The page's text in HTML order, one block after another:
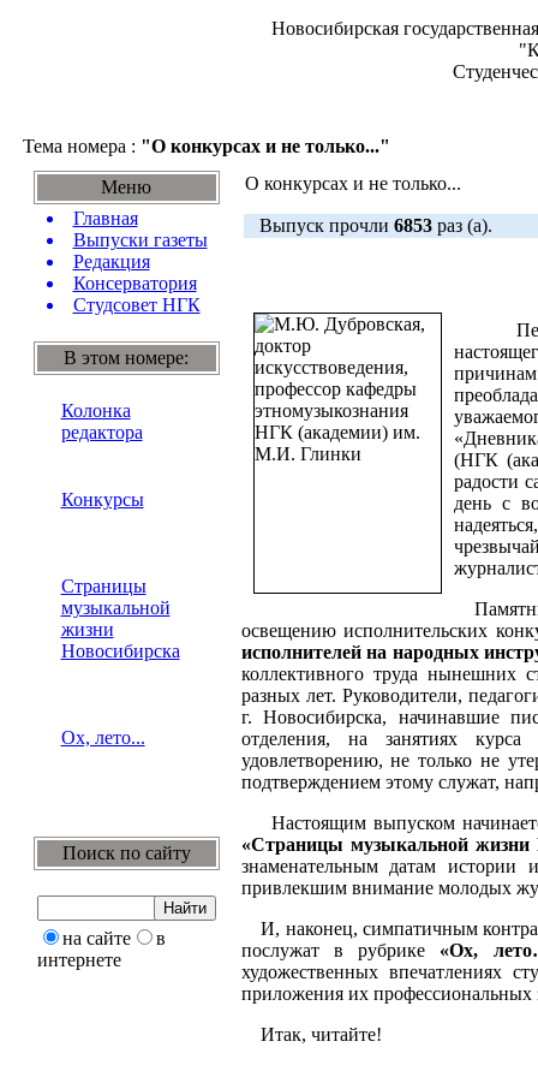
Новосибирская
Тема номера : "О конкурсах и не только..."
Меню
Главная
Выпуски газеты
Редакция
Консерватория
Студсовет НГК
В этом номере:
Колонка
редактора
Конкурсы
Страницы
музыкальной
жизни
Новосибирска
Ох, лето...
Поиск по сайту
на сайте
в
интернете
О конкурсах и не только...
Выпуск прочли 6853раз (а).
причинам
(НГК
радости
день с
освещению исполнительских
исполнителей на народных
коллективного труда нынешних
разных лет. Руководители,
г. Новосибирска, начинавшие
отделения, на занятиях
удовлетворению, не только не
подтверждением этому служат,
Настоящим выпуском
«Страницы музыкальной жизни
знаменательным датам
привлекшим внимание молодых
И, наконец, симпатичным
послужат в рубрике «Ох,
художественных впечатлениях
приложения их профессиональных
Итак, читайте!